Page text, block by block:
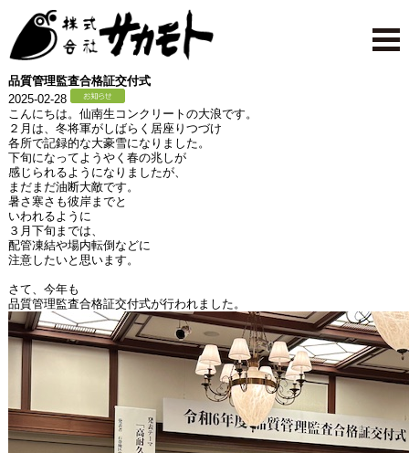
品質管理監査合格証交付式
2025-02-28
こんにちは。仙南生コンクリートの大浪です。
２月は、冬将軍がしばらく居座りつづけ
各所で記録的な大豪雪になりました。
下旬になってようやく春の兆しが
感じられるようになりましたが、
まだまだ油断大敵です。
暑さ寒さも彼岸までと
いわれるように
３月下旬までは、
配管凍結や場内転倒などに
注意したいと思います。
さて、今年も
品質管理監査合格証交付式が行われました。